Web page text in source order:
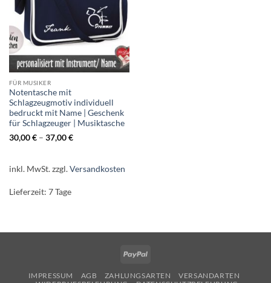
FÜR MUSIKER
Notentasche mit
Schlagzeugmotiv individuell
bedruckt mit Name | Geschenk
für Schlagzeuger | Musiktasche
30,00€– 37,00€
inkl. MwSt.zzgl.Versandkosten
Lieferzeit: 7 Tage
PayPal
IMPRESSUM AGB ZAHLUNGSARTEN
VERSANDARTEN